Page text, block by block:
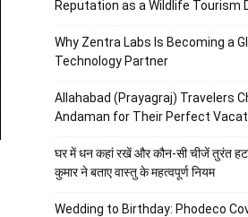
Reputation as a Wildlife Tourism
Why Zentra Labs Is Becoming a
Technology Partner
Allahabad (Prayagraj) Travelers
Andaman for Their Perfect
घर में धन कहां रखें और कौन-सी चीजें तुरंत
कुमार ने बताए वास्तु के महत्वपूर्ण नियम
Wedding to Birthday: Phodeco